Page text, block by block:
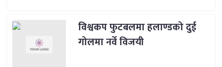
विश्वकप फुटबलमा हलाण्डको दुई
गोलमा नर्वे विजयी